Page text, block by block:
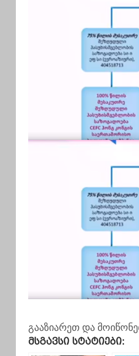
გააზიარეთ და
Მსგავსი Სტატიები: